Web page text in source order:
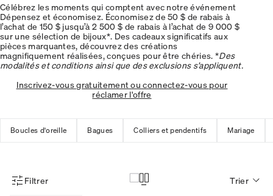
Célébrez les moments qui comptent avec notre événement
Dépensez et économisez. Économisez de 50 $ de rabais à
l’achat de 150 $ jusqu’à 2 500 $ de rabais à l’achat de 9 000 $
sur une sélection de bijoux*. Des cadeaux significatifs aux
pièces marquantes, découvrez des créations
magnifiquement réalisées, conçues pour être chéries. *Des
modalités et conditions ainsi que des exclusions s’appliquent.
Inscrivez-vous gratuitement ou connectez-vous pour
réclamer l'offre
Boucles d'oreille Bagues Colliers et pendentifs Mariage
Menu des filtres d'articles
Filtrer Trier